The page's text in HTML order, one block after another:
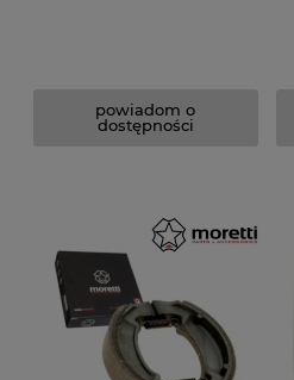
powiadom o
dostępności